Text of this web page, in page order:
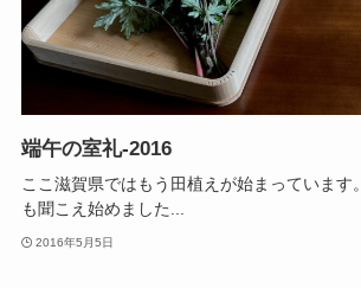
端午の室礼-2016
ここ滋賀県ではもう田植えが始まっています
も聞こえ始めました...
2016年5月5日